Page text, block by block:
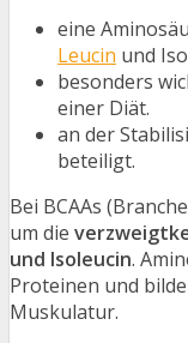
eine
Leucin und
besonders
einer Diät.
an der
beteiligt.
Bei BCAAs
um die
und Isoleucin.
Proteinen und
Muskulatur.